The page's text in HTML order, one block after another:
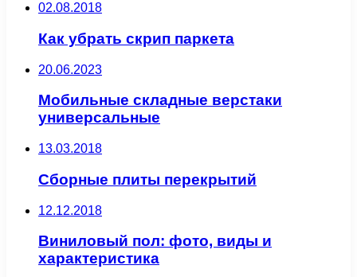
02.08.2018
Как убрать скрип паркета
20.06.2023
Мобильные складные верстаки
универсальные
13.03.2018
Сборные плиты перекрытий
12.12.2018
Виниловый пол: фото, виды и
характеристика